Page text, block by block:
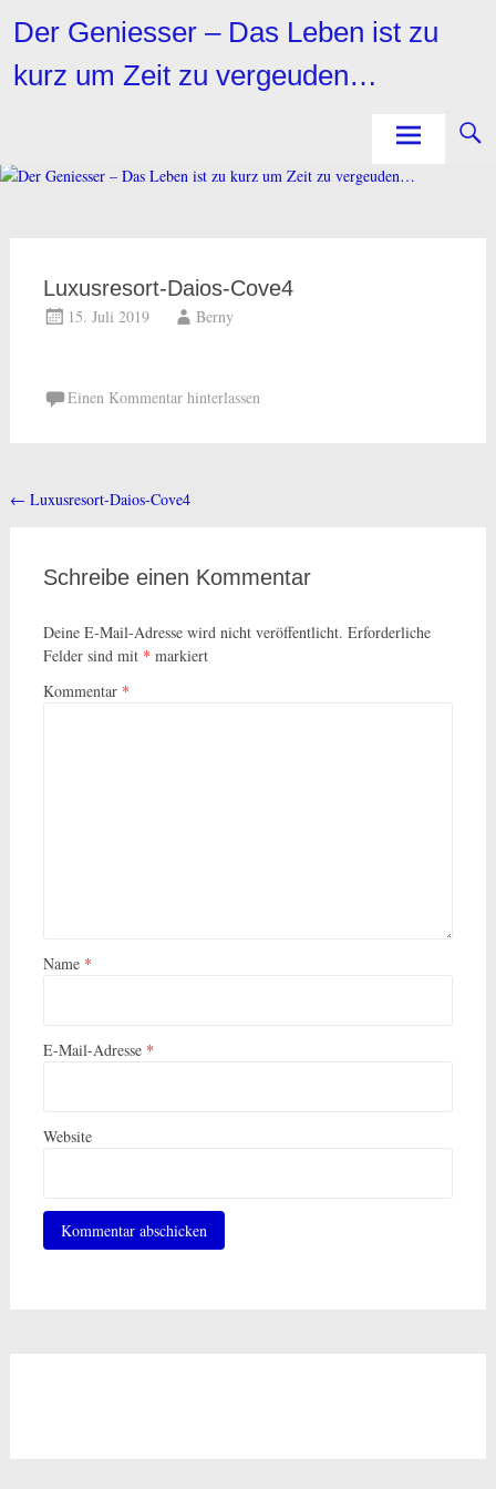
InhaltDer Geniesser – Das Leben ist zu
kurz um Zeit zu vergeuden…
Luxusresort-Daios-Cove4
15. Juli 2019 Berny
Einen Kommentar hinterlassen
Beitragsnavigation
← Luxusresort-Daios-Cove4
Schreibe einen Kommentar
Deine E-Mail-Adresse wird nicht veröffentlicht. Erforderliche
Felder sind mit * markiert
Kommentar *
Name *
E-Mail-Adresse *
Website